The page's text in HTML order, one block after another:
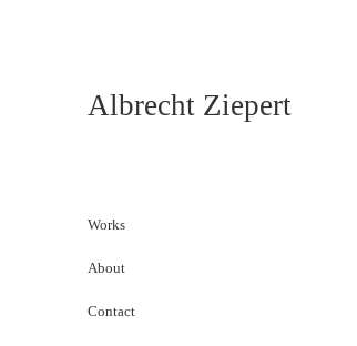
Albrecht Ziepert
Works
About
Contact